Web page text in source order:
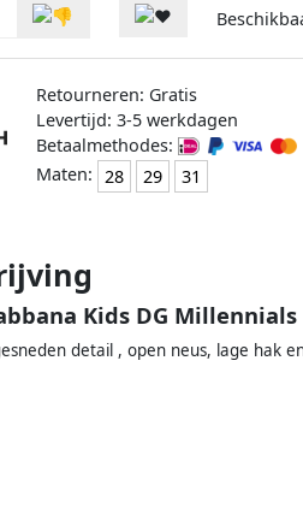
Retourneren: Gratis
Levertijd: 3-5 werkdagen
Betaalmethodes:
Maten:
28 29 31
Kids DG
detail , open neus, lage hak